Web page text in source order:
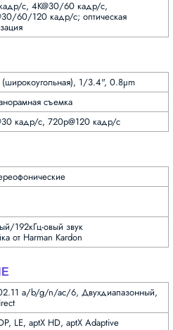
с, 4K@30/60 кадр/с,
60/120 кадр/с; оптическая
1/3.4", 0.8µm
съемка
кадр/с, 720p@120 кадр/с
192кГц-овый звук
от Harman Kardon
a/b/g/n/ac/6, Двухдиапазонный,
LE, aptX HD, aptX Adaptive